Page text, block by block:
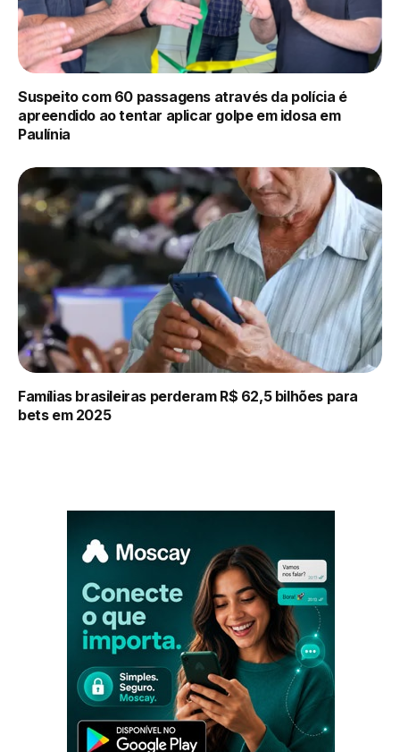
Suspeito com 60 passagens através da polícia é
apreendido ao tentar aplicar golpe em idosa em
Paulínia
Famílias brasileiras perderam R$ 62,5 bilhões para
bets em 2025